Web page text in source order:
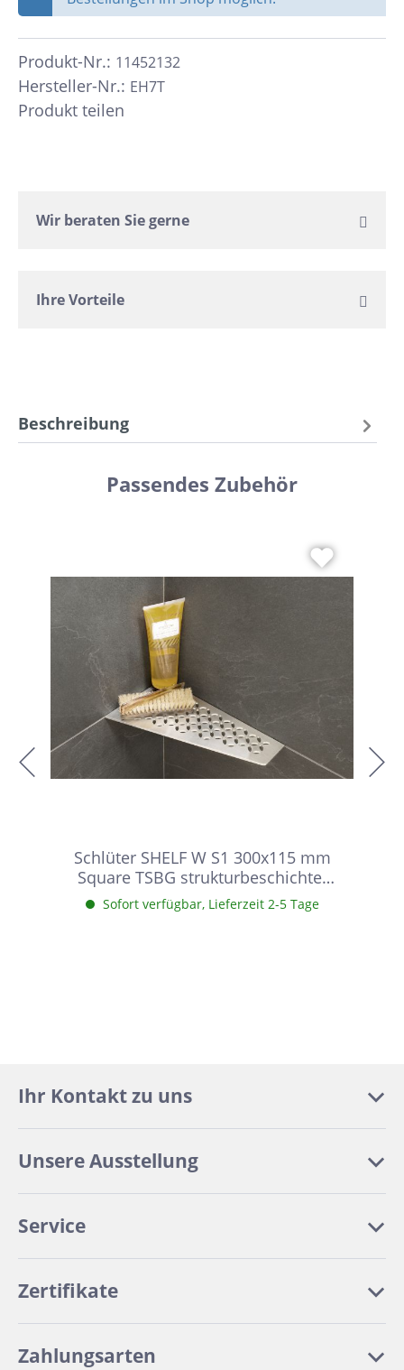
Hersteller-Nr.: EH7T
Produkt-Nr.: 11452132
Produkt teilen
Wir beraten Sie gerne
Ihre Vorteile
Beschreibung
Passendes Zubehör
Schlüter SHELF W S1 300x115 mm
Square TSBG strukturbeschichtet
Beigegrau Duschablage
Sofort verfügbar, Lieferzeit 2-5 Tage
Ihr Kontakt zu uns
Unsere Ausstellung
Service
Zertifikate
Zahlungsarten